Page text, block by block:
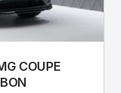
COUPE